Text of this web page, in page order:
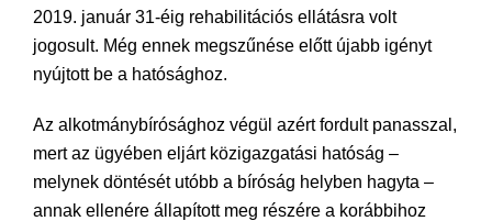
2019. január 31-éig rehabilitációs ellátásra volt
jogosult. Még ennek megszűnése előtt újabb igényt
nyújtott be a hatósághoz.
Az alkotmánybírósághoz végül azért fordult panasszal,
mert az ügyében eljárt közigazgatási hatóság –
melynek döntését utóbb a bíróság helyben hagyta –
annak ellenére állapított meg részére a korábbihoz